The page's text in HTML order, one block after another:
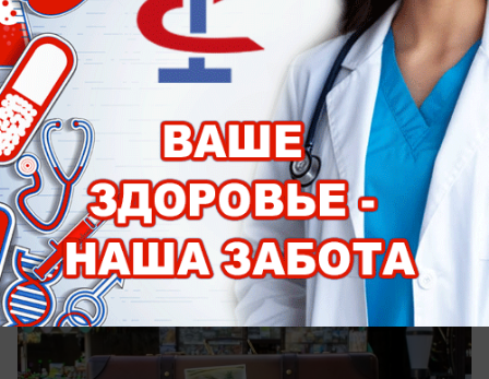
сегодня в 15:16 0
Экономика
Чемодан, вокзал, море: сколько теперь
стоит выбраться на отдых для
ставропольцев
Больше всего за неделю прибавили санатории